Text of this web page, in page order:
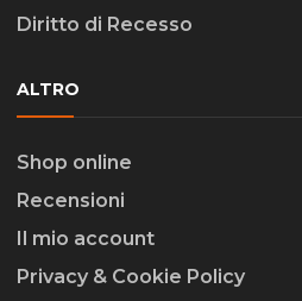
Diritto di Recesso
ALTRO
Shop online
Recensioni
Il mio account
Privacy & Cookie Policy